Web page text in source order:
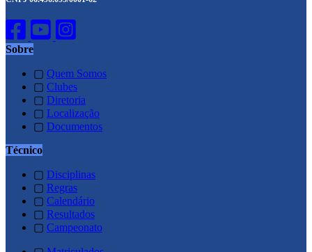
Sobre
▢ Quem Somos
▢ Clubes
▢ Diretoria
▢ Localização
▢ Documentos
Técnico
▢ Disciplinas
▢ Regras
▢ Calendário
▢ Resultados
▢ Campeonato